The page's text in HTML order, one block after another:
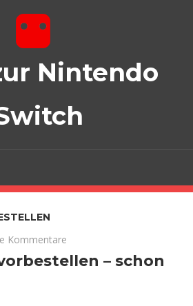
Nintendo
Kommentare
– schon